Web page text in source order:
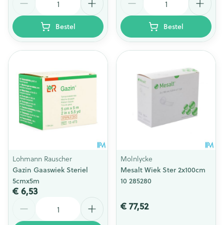
Bestel Bestel
Lohmann Rauscher
Gazin Gaaswiek Steriel
5cmx5m
€ 6,53
Molnlycke
Mesalt Wiek Ster 2x100cm
10 285280
€ 77,52